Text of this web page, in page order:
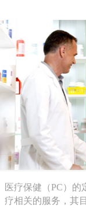
网
站
｜
永
利
股
医疗保健（PC）
疗相关的服务，其